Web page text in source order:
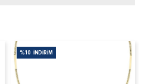
%10 İNDIRIM